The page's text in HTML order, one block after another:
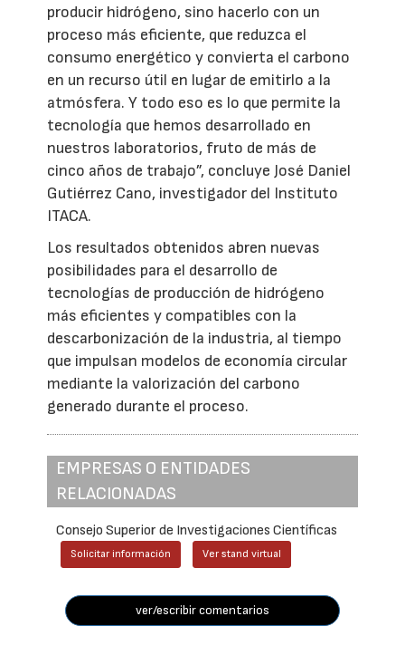
producir hidrógeno, sino hacerlo con un
proceso más eficiente, que reduzca el
consumo energético y convierta el carbono
en un recurso útil en lugar de emitirlo a la
atmósfera. Y todo eso es lo que permite la
tecnología que hemos desarrollado en
nuestros laboratorios, fruto de más de
cinco años de trabajo”, concluye José Daniel
Gutiérrez Cano, investigador del Instituto
ITACA.
Los resultados obtenidos abren nuevas
posibilidades para el desarrollo de
tecnologías de producción de hidrógeno
más eficientes y compatibles con la
descarbonización de la industria, al tiempo
que impulsan modelos de economía circular
mediante la valorización del carbono
generado durante el proceso.
EMPRESAS O ENTIDADES
RELACIONADAS
Consejo Superior de Investigaciones Científicas
Solicitar información Ver stand virtual
ver/escribir comentarios